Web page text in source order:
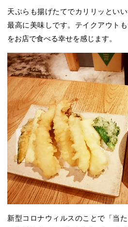
天ぷらも揚げたてでカリリッとい
最高に美味しです。テイクアウト
をお店で食べる幸せを感じます。
新型コロナウィルスのことで「当